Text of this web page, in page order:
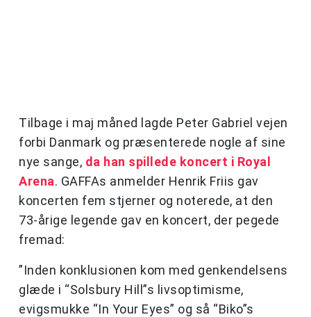
Tilbage i maj måned lagde Peter Gabriel vejen
forbi Danmark og præsenterede nogle af sine
nye sange, da han spillede koncert i Royal
Arena. GAFFAs anmelder Henrik Friis gav
koncerten fem stjerner og noterede, at den
73-årige legende gav en koncert, der pegede
fremad:
”Inden konklusionen kom med genkendelsens
glæde i “Solsbury Hill”s livsoptimisme,
evigsmukke “In Your Eyes” og så “Biko”s